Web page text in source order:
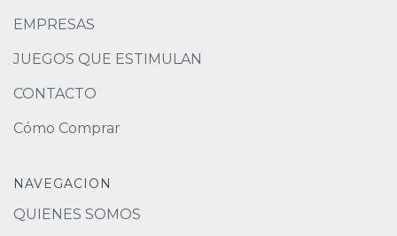
EMPRESAS
JUEGOS QUE ESTIMULAN
CONTACTO
Cómo Comprar
NAVEGACION
QUIENES SOMOS